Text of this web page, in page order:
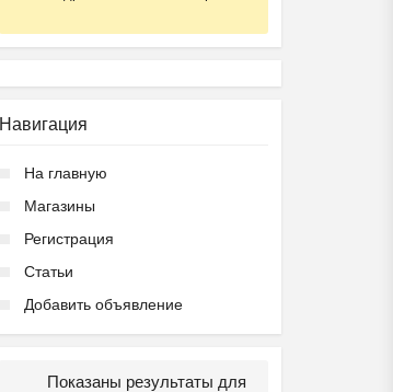
Навигация
На главную
Магазины
Регистрация
Статьи
Добавить объявление
Показаны результаты для